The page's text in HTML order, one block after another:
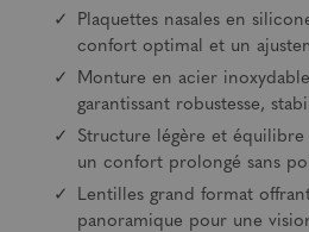
Plaquettes nasales en
confort optimal et un
Monture en acier
garantissant robustesse,
Structure légère et
un confort prolongé sans
Lentilles grand format
panoramique pour une